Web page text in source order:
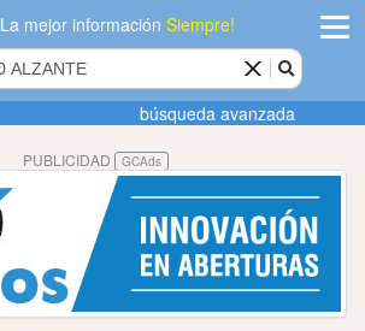
La mejor informaciónSiempre!
Agregar
empresa
Actualizar
datos
Publicidad
búsqueda avanzada
PUBLICIDAD GCAds